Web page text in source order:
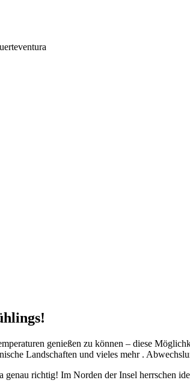
genießen zu können – diese
Landschaften und vieles mehr .
richtig! Im Norden der Insel herrschen